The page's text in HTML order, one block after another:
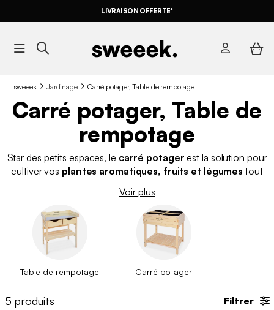
LIVRAISON OFFERTE*
sweeek Jardinage Carré potager, Table de rempotage
Carré potager, Table de
rempotage
Star des petits espaces, le carré potager est la solution pour
cultiver vos plantes aromatiques, fruits et légumes tout
potager prend moins de place qu'une serre de jardin. Peu
importe votre niveau et votre âge, la culture en carré potager
est à la portée de tous, même des plus novices !
,carré potager sur piedou encore
surélevé
, vous trouverez forcément le modèle pour
Voir plus
Table de rempotage Carré potager
5 produits Filtrer